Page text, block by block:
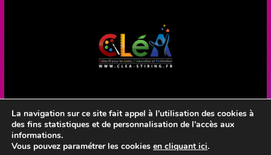
Réalisation Frédéric Amella - CLéA Stiring-Wendel - Hébergé
en France par OVH
La navigation sur ce site fait appel à l'utilisation des cookies à
des fins statistiques et de personnalisation de l'accès aux
informations.
Vous pouvez paramétrer les cookies en cliquant ici.